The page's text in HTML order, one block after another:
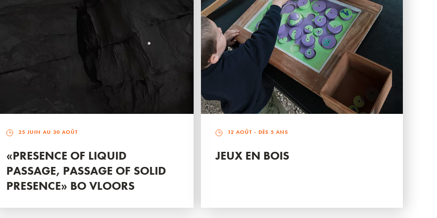
25 JUIN AU 30 AOÛT
«PRESENCE OF LIQUID
PASSAGE, PASSAGE OF SOLID
PRESENCE» BO VLOORS
12 AOÛT - DÈS 5 ANS
JEUX EN BOIS